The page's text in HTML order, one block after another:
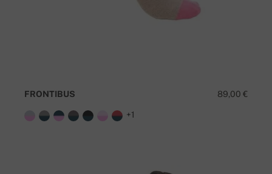
89,00 €
FRONTIBUS
+1